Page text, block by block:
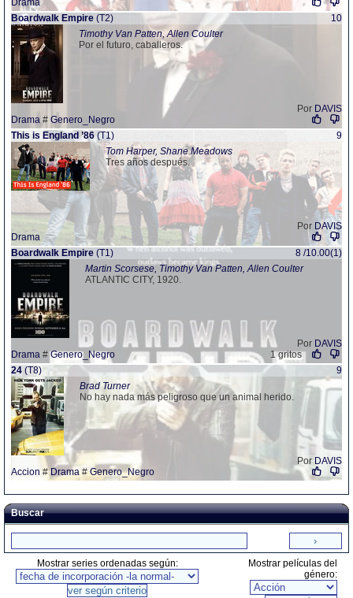
Drama
Boardwalk Empire (T2)
10
Timothy Van Patten, Allen Coulter
Por el futuro, caballeros.
Por DAVIS
Drama # Genero_Negro
This is England ’86 (T1)
9
Tom Harper, Shane Meadows
Tres años después.
Por DAVIS
Drama
Boardwalk Empire (T1)
8 /10.00(1)
Martin Scorsese, Timothy Van Patten, Allen Coulter
ATLANTIC CITY, 1920.
Por DAVIS
Drama #Genero_Negro
1 gritos
24 (T8)
9
Brad Turner
No hay nada más peligroso que un animal herido.
Por DAVIS
Accion #Drama # Genero_Negro
Buscar
Mostrar series ordenadas según:
Mostrar películas del
género: